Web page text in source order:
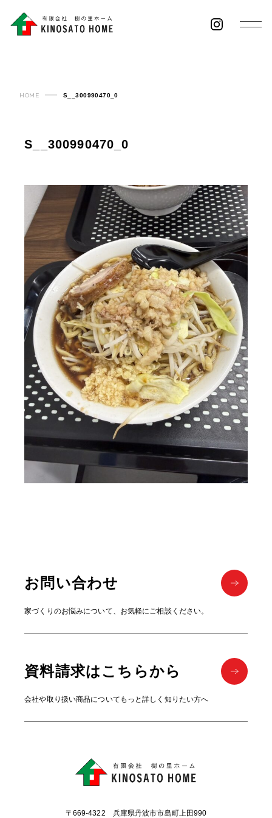
HOME S__300990470_0
S__300990470_0
お問い合わせ
家づくりのお悩みについて、お気軽にご相談ください。
資料請求はこちらから
会社や取り扱い商品についてもっと詳しく知りたい方へ
〒669-4322 兵庫県丹波市市島町上田990